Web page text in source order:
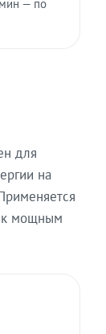
для
на
к мощным